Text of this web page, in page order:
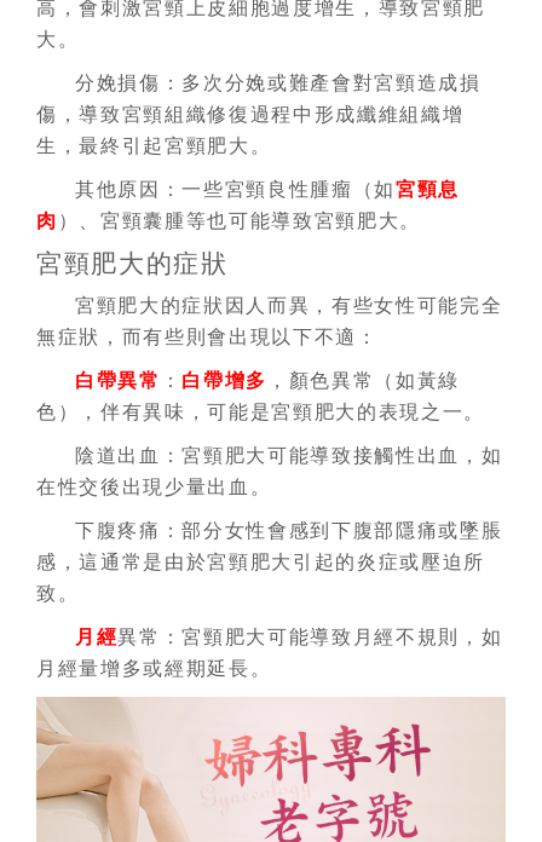
高，會刺激宮頸上皮細胞過度增生，導致宮頸肥
大。
分娩損傷： 多次分娩或難產會對宮頸造成損
傷，導致宮頸組織修復過程中形成纖維組織增
生，最終引起宮頸肥大。
其他原因：一些宮頸良性腫瘤（如宮頸息
肉 ）、宮頸囊腫等也可能導致宮頸肥大。
宮頸肥大的症狀
宮頸肥大的症狀因人而異，有些女性可能完全
無症狀，而有些則會出現以下不適：
白帶異常 ： 白帶增多 ，顏色異常（如黃綠
色），伴有異味，可能是宮頸肥大的表現之一。
陰道出血：宮頸肥大可能導致接觸性出血，如
在性交後出現少量出血。
下腹疼痛：部分女性會感到下腹部隱痛或墜脹
感，這通常是由於宮頸肥大引起的炎症或壓迫所
致。
月經異常：宮頸肥大可能導致月經不規則，如
月經量增多或經期延長。